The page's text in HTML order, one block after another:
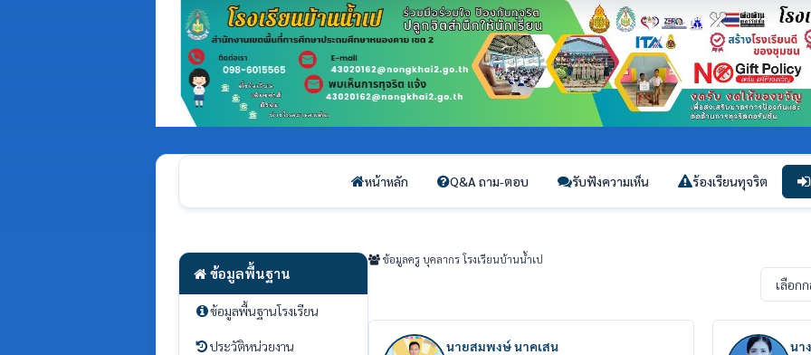
หน้าหลัก Q&A ถาม-ตอบ รับฟังความเห็น ร้องเรียนทุจริต
ข้อมูลพื้นฐาน
ข้อมูลพื้นฐานโรงเรียน
ประวัติหน่วยงาน
ข้อมูลครู บุคลากร โรงเรียนบ้านน้ำเป
นายสมพงษ์ นาคเสน นา